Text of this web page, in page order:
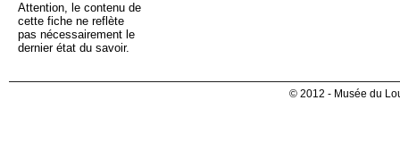
Attention, le contenu de
cette fiche ne reflète
pas nécessairement le
dernier état du savoir.
© 2012 - Musée du